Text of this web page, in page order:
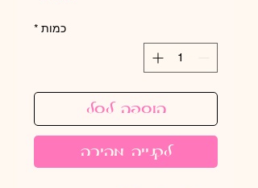
כמות *
הוספה לסל
לקנייה מהירה